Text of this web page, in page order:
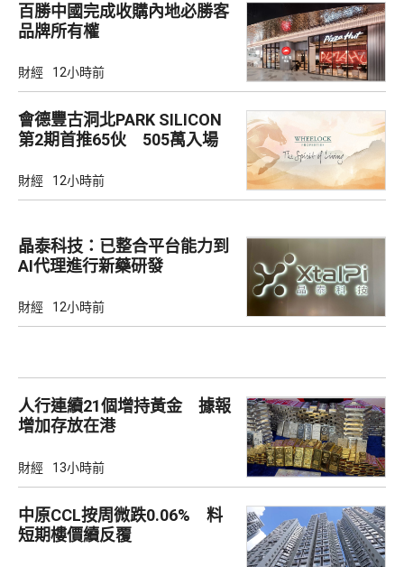
百勝中國完成收購內地必勝客
品牌所有權
財經 12小時前
會德豐古洞北PARK SILICON
第2期首推65伙 505萬入場
財經 12小時前
晶泰科技：已整合平台能力到
AI代理進行新藥研發
財經 12小時前
人行連續21個增持黃金 據報
增加存放在港
財經 13小時前
中原CCL按周微跌0.06% 料
短期樓價續反覆